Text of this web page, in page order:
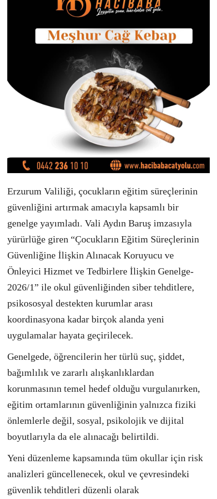
Erzurum Valiliği, çocukların eğitim süreçlerinin
güvenliğini artırmak amacıyla kapsamlı bir
genelge yayımladı. Vali Aydın Baruş imzasıyla
yürürlüğe giren “Çocukların Eğitim Süreçlerinin
Güvenliğine İlişkin Alınacak Koruyucu ve
Önleyici Hizmet ve Tedbirlere İlişkin Genelge-
2026/1” ile okul güvenliğinden siber tehditlere,
psikososyal destekten kurumlar arası
koordinasyona kadar birçok alanda yeni
uygulamalar hayata geçirilecek.
Genelgede, öğrencilerin her türlü suç, şiddet,
bağımlılık ve zararlı alışkanlıklardan
korunmasının temel hedef olduğu vurgulanırken,
eğitim ortamlarının güvenliğinin yalnızca fiziki
önlemlerle değil, sosyal, psikolojik ve dijital
boyutlarıyla da ele alınacağı belirtildi.
Yeni düzenleme kapsamında tüm okullar için risk
analizleri güncellenecek, okul ve çevresindeki
güvenlik tehditleri düzenli olarak